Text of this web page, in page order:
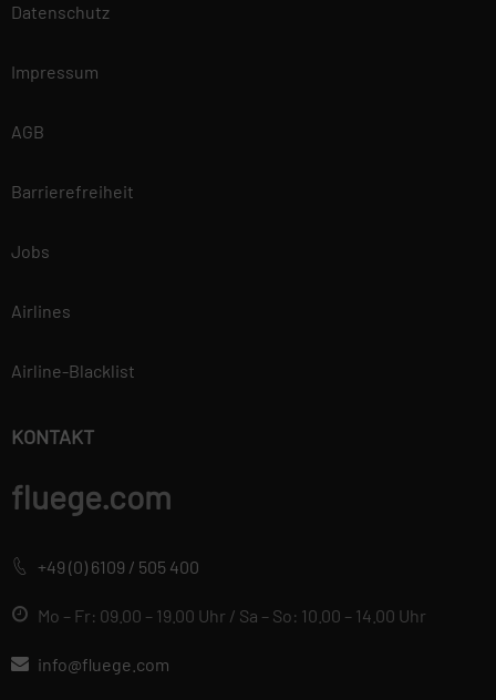
Datenschutz
Impressum
AGB
Barrierefreiheit
Jobs
Airlines
Airline-Blacklist
KONTAKT
fluege.com
+49 (0) 6109 / 505 400
Mo – Fr: 09.00 – 19.00 Uhr / Sa – So: 10.00 – 14.00 Uhr
info@fluege.com